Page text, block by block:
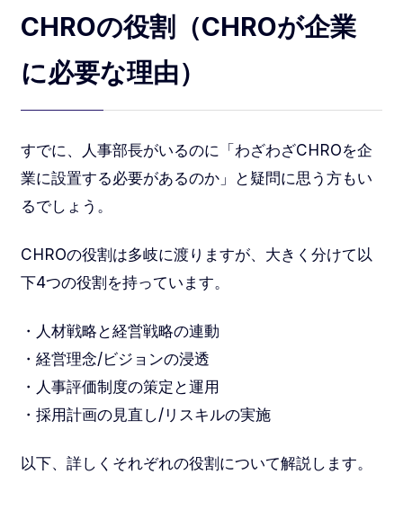
CHROの役割（CHROが企業
に必要な理由）
すでに、人事部長がいるのに「わざわざCHROを企
業に設置する必要があるのか」と疑問に思う方もい
るでしょう。
CHROの役割は多岐に渡りますが、大きく分けて以
下4つの役割を持っています。
・人材戦略と経営戦略の連動
・経営理念/ビジョンの浸透
・人事評価制度の策定と運用
・採用計画の見直し/リスキルの実施
以下、詳しくそれぞれの役割について解説します。